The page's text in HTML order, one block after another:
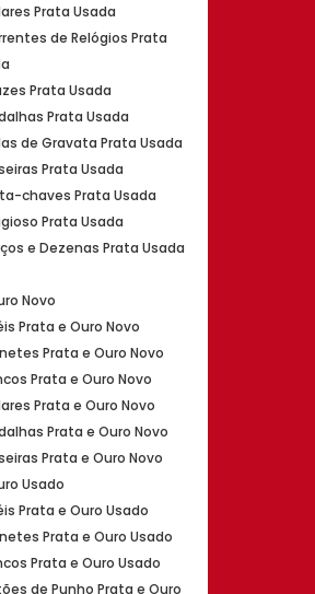
Prata Usada
de Relógios Prata
Prata Usada
Prata Usada
de Gravata Prata Usada
Prata Usada
chaves Prata Usada
Prata Usada
e Dezenas Prata Usada
Novo
Prata e Ouro Novo
Prata e Ouro Novo
Prata e Ouro Novo
Prata e Ouro Novo
Prata e Ouro Novo
Prata e Ouro Novo
Usado
Prata e Ouro Usado
Prata e Ouro Usado
Prata e Ouro Usado
de Punho Prata e Ouro